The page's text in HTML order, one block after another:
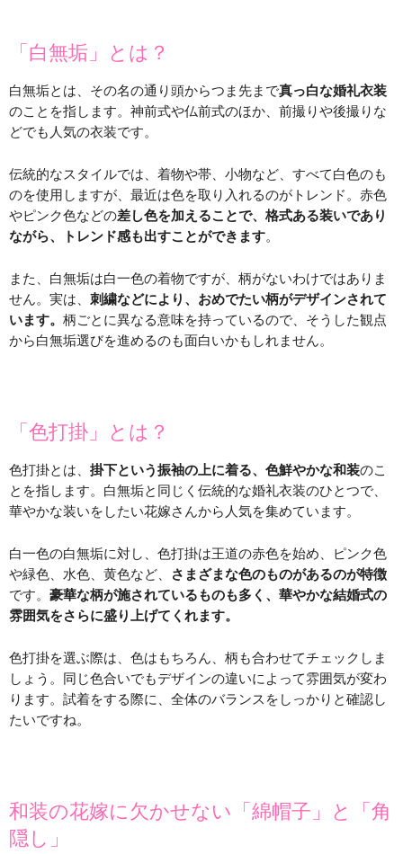
「白無垢」とは？
白無垢とは、その名の通り頭からつま先まで真っ白な婚礼衣装
のことを指します。神前式や仏前式のほか、前撮りや後撮りな
どでも人気の衣装です。
伝統的なスタイルでは、着物や帯、小物など、すべて白色のも
のを使用しますが、最近は色を取り入れるのがトレンド。赤色
やピンク色などの差し色を加えることで、格式ある装いであり
ながら、トレンド感も出すことができます。
また、白無垢は白一色の着物ですが、柄がないわけではありま
せん。実は、 刺繍などにより、おめでたい柄がデザインされて
います。 柄ごとに異なる意味を持っているので、そうした観点
から白無垢選びを進めるのも面白いかもしれません。
「色打掛」とは？
色打掛とは、 掛下という振袖の上に着る、色鮮やかな和装のこ
とを指します。白無垢と同じく伝統的な婚礼衣装のひとつで、
華やかな装いをしたい花嫁さんから人気を集めています。
白一色の白無垢に対し、色打掛は王道の赤色を始め、ピンク色
や緑色、水色、黄色など、
さまざまな色のものがあるのが特徴
です。 豪華な柄が施されているものも多く、華やかな結婚式の
雰囲気をさらに盛り上げてくれます。
色打掛を選ぶ際は、色はもちろん、柄も合わせてチェックしま
しょう。同じ色合いでもデザインの違いによって雰囲気が変わ
ります。試着をする際に、全体のバランスをしっかりと確認し
たいですね。
和装の花嫁に欠かせない「綿帽子」と「角
隠し」